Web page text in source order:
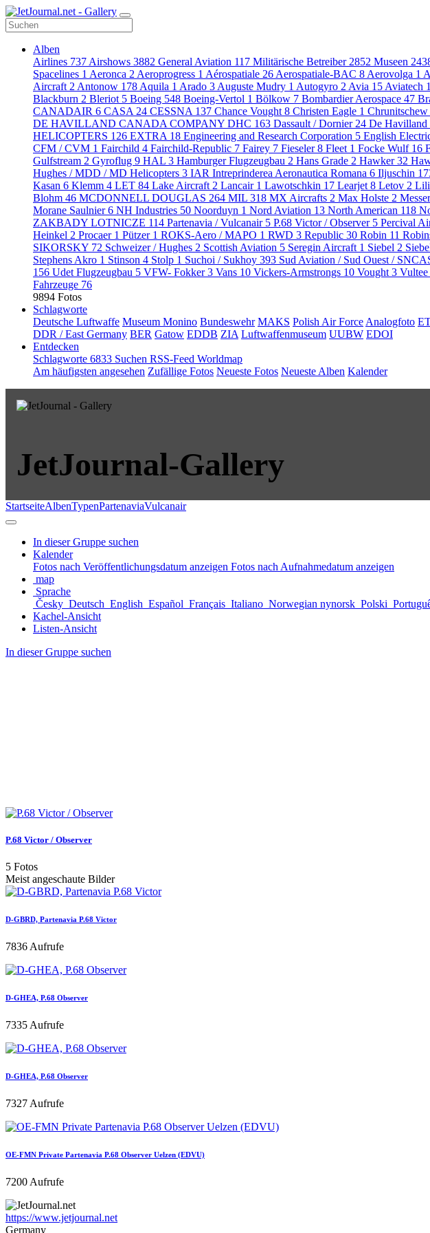
Alben
Airlines 737 Airshows 3882 General Aviation 117 Militärische Betreiber 2852 Museen
Spacelines 1 Aeronca 2 Aeroprogress 1 Aérospatiale 26 Aerospatiale-BAC 8 Aerovolga 1
Aircraft 2 Antonow 178 Aquila 1 Arado 3 Auguste Mudry 1 Autogyro 2 Avia 15 Aviatech 1
Blackburn 2 Bleriot 5 Boeing 548 Boeing-Vertol 1 Bölkow 7 Bombardier Aerospace 47
CANADAIR 6 CASA 24 CESSNA 137 Chance Vought 8 Christen Eagle 1 Chrunitschew
DE HAVILLAND CANADA COMPANY DHC 163 Dassault / Dornier 24 De Havilland
HELICOPTERS 126 EXTRA 18 Engineering and Research Corporation 5 English
CFM / CVM 1 Fairchild 4 Fairchild-Republic 7 Fairey 7 Fieseler8 Fleet 1 Focke Wulf 16
Gulfstream 2 Gyroflug 9 HAL 3 Hamburger Flugzeugbau 2 Hans Grade 2 Hawker32
Hughes / MDD / MD Helicopters 3 IAR Intreprinderea Aeronautica Romana 6 Iljuschin
Kasan 6 Klemm 4 LET 84 Lake Aircraft 2 Lancair 1 Lawotschkin 17 Learjet 8 Letov 2
Blohm 46 MCDONNELL DOUGLAS 264 MIL 318 MX Aircrafts 2 Max Holste 2
Morane Saulnier6 NH Industries 50 Noorduyn 1 Nord Aviation 13 North American 118
ZAKBADY LOTNICZE 114 Partenavia / Vulcanair 5 P.68 Victor / Observer 5 Percival
Heinkel 2 Procaer 1 Pützer 1 ROKS-Aero / MAPO 1 RWD 3 Republic 30 Robin 11
SIKORSKY 72 Schweizer / Hughes 2 Scottish Aviation 5 Seregin Aircraft 1 Siebel 2
Stephens Akro 1 Stinson 4 Stolp 1 Suchoi / Sukhoy 393 Sud Aviation / Sud Ouest /
156 Udet Flugzeugbau 5 VFW- Fokker3 Vans 10 Vickers-Armstrongs 10 Vought 3 Vultee
Fahrzeuge 76
9894 Fotos
Schlagworte
Deutsche Luftwaffe Museum Monino Bundeswehr MAKS Polish Air Force Analogfoto
DDR / East Germany BER Gatow EDDB ZIA Luftwaffenmuseum UUBW EDOI
Entdecken
Schlagworte 6833 Suchen RSS-Feed Worldmap
Am häufigsten angesehen Zufällige Fotos Neueste Fotos Neueste Alben Kalender
JetJournal-Gallery
StartseiteAlbenTypenPartenaviaVulcanair
In dieser Gruppe suchen
Kalender
Fotos nach Veröffentlichungsdatum anzeigen Fotos nach Aufnahmedatum anzeigen
map
Sprache
Česky Deutsch English Español Français Italiano Norwegian nynorsk Polski
Kachel-Ansicht
Listen-Ansicht
In dieser Gruppe suchen
P.68 Victor / Observer
5 Fotos
Meist angeschaute Bilder
D-GBRD, Partenavia P.68 Victor
7836 Aufrufe
D-GHEA, P.68 Observer
7335 Aufrufe
D-GHEA, P.68 Observer
7327 Aufrufe
OE-FMN Private Partenavia P.68 Observer Uelzen (EDVU)
7200 Aufrufe
https://www.jetjournal.net
Germany